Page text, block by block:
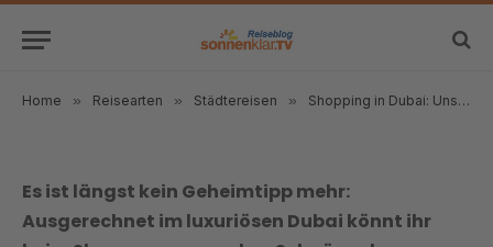
Home » Reisearten » Städtereisen » Shopping in Dubai: Unsere Tipps und Tricks
Tipps und Tricks
Es ist längst kein Geheimtipp mehr:
Ausgerechnet im luxuriösen Dubai könnt ihr